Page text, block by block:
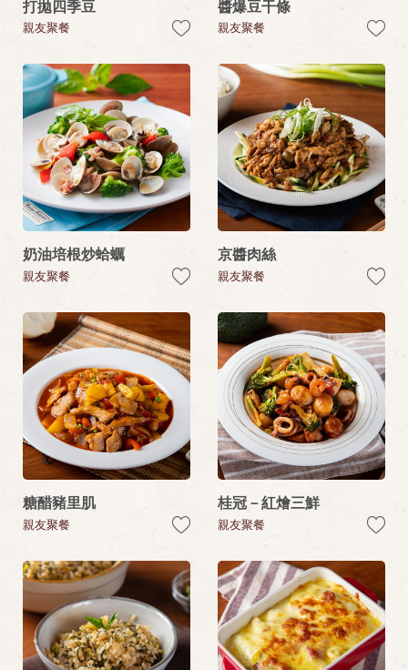
打拋四季豆
親友聚餐
醬爆豆干條
親友聚餐
奶油培根炒蛤蠣
親友聚餐
京醬肉絲
親友聚餐
糖醋豬里肌
親友聚餐
桂冠－紅燴三鮮
親友聚餐